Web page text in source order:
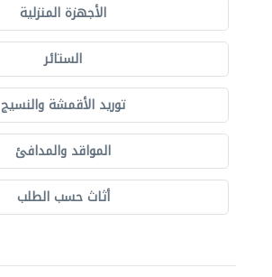
الأجهزة المنزلية
الستائر
توريد الأقمشة والنسيج
المواقد والمدافئ
أثاث حسب الطلب